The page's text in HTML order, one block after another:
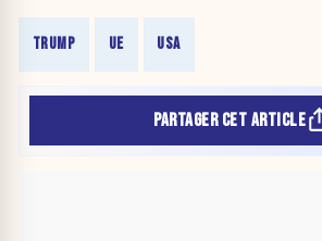
TRUMP UE USA
PARTAGER CET ARTICLE